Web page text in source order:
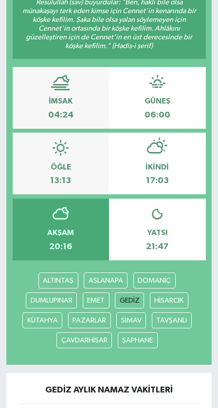
Resûlullah (sav) buyurdular: "Ben, haklı bile olsa
münakaşayı terk eden kimse için Cennet'in kenarında bir
köşke kefilim. Şaka bile olsa yalan söylemeyen için
Cennet'in ortasında bir köşke kefilim. Ahlâkını
güzelleştiren için de Cennet'in en üst derecesinde bir
köşke kefilim." (Hadis-i şerif)
İMSAK
04:24
GÜNEŞ
06:00
ÖĞLE
13:13
İKINDI
17:03
AKŞAM
20:16
YATSI
21:47
ALTINTAŞ ASLANAPA DOMANİÇ
DUMLUPINAR EMET GEDİZ HİSARCIK
KÜTAHYA PAZARLAR SİMAV TAVŞANLI
ÇAVDARHİSAR ŞAPHANE
GEDİZ AYLIK NAMAZ VAKITLERI
KÜLTÜR SANAT
YAŞAM
LIFE
SARIGÖL
SARUHANLI
SELENDİ
KIRKAĞAÇ
DEMİRCİ
GÖLMARMARA
GÖRDES
KÖPRÜBAŞI
KULA
SALİHLİ
SARIGÖL
SARUHANLI
ŞEHZADELER
SELENDİ
TURGUTLU
EKONOMİ
EĞİTİM
KÜLTÜR SANAT
YAŞAM
BİLİM VE TEKNOLOJİ
MANİSA'NIN YÖRESEL LEZZETLERİ
ÖZEL HABER